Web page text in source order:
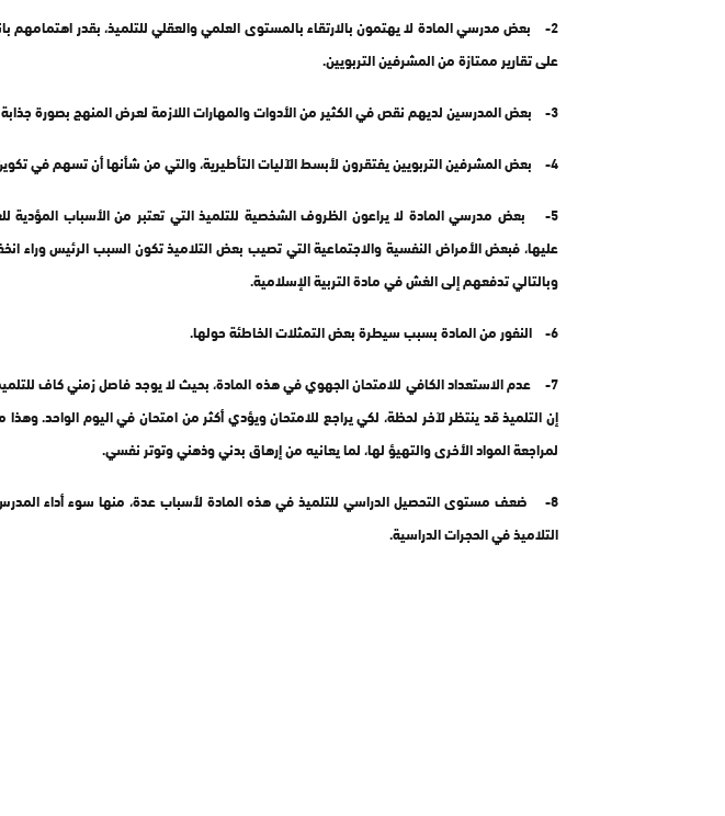
2- بعض مدرسي المادة لا يهتمون بالارتقاء بالمستوى العلمي والعقلي للتلميذ، بقدر اهتمامهم
على تقارير ممتازة من المشرفين التربويين.
3- بعض المدرسين لديهم نقص في الكثير من الأدوات والمهارات اللازمة لعرض المنهج بصورة جذابة ومفهومة للتلاميذ.
4- بعض المشرفين التربويين يفتقرون لأبسط الآليات التأطيرية، والتي من شأنها أن تسهم في تكوين الأساتذة.
5- بعض مدرسي المادة لا يراعون الظروف الشخصية للتلميذ التي تعتبر من الأسباب المؤدية
عليها، فبعض الأمراض النفسية والاجتماعية التي تصيب بعض التلاميذ تكون السبب الرئيس وراء
وبالتالي تدفعهم إلى الغش في مادة التربية الإسلامية.
6- النفور من المادة بسبب سيطرة بعض التمثلات الخاطئة حولها.
7- عدم الاستعداد الكافي للامتحان الجهوي في هذه المادة، بحيث لا يوجد فاصل زمني كاف
إن التلميذ قد ينتظر لآخر لحظة، لكي يراجع للامتحان ويؤدي أكثر من امتحان في اليوم الواحد.
لمراجعة المواد الأخرى والتهيؤ لها، لما يعانيه من إرهاق بدني وذهني وتوتر نفسي.
8- ضعف مستوى التحصيل الدراسي للتلميذ في هذه المادة لأسباب عدة، منها سوء أداء المدرس
التلاميذ في الحجرات الدراسية.